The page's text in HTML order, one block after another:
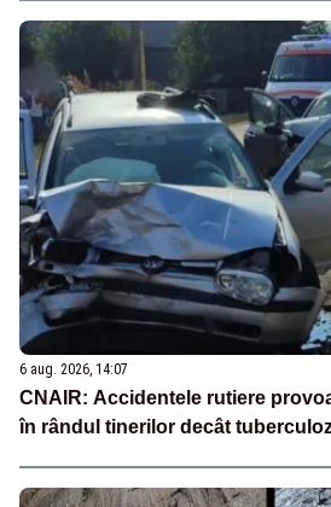
6 aug. 2026, 14:07
CNAIR: Accidentele rutiere
în rândul tinerilor decât